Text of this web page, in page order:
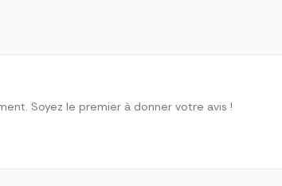
Soyez le premier à donner votre avis !